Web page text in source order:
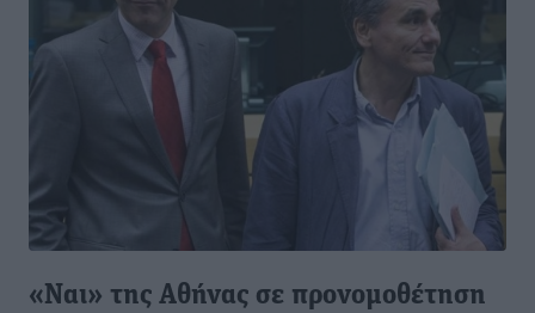
«Ναι» της Αθήνας σε προνομοθέτηση